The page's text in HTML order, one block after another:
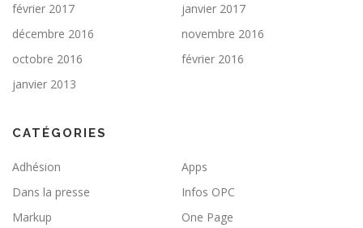
février 2017
janvier 2017
décembre 2016
novembre 2016
octobre 2016
février 2016
janvier 2013
CATÉGORIES
Adhésion
Apps
Dans la presse
Infos OPC
Markup
One Page